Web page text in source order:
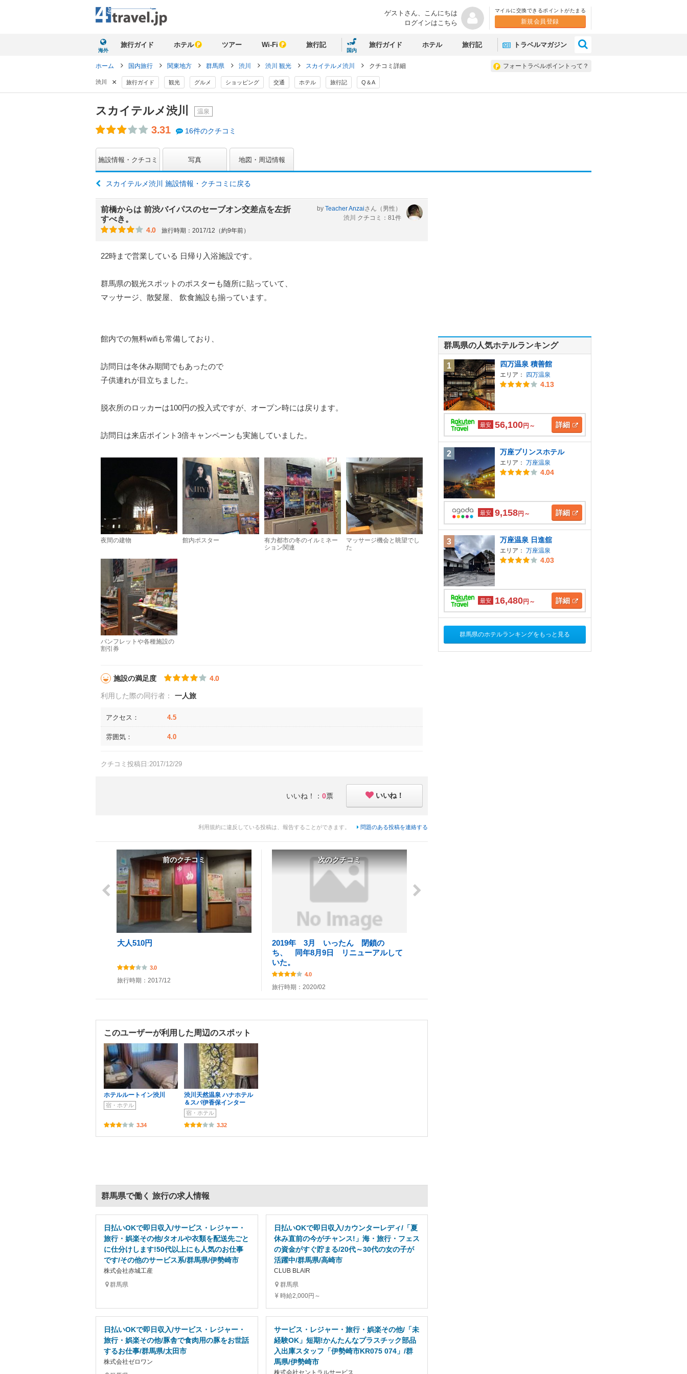
ゲストさん、 こんにちは
ログインはこちら
マイルに交換できるポイントがたまる
新規会員登録
海外
旅行ガイド ホテル ツアー Wi-Fi 旅行記
国内
旅行ガイド ホテル 旅行記 トラベルマガジン
フォートラベルポイントって？
ホーム 国内旅行 関東地方 群馬県 渋川 渋川 観光 スカイテルメ渋川 クチコミ詳細
渋川 × 旅行ガイド 観光 グルメ ショッピング 交通 ホテル 旅行記 Q＆A
スカイテルメ渋川 温泉
3.31 16件のクチコミ
施設情報・クチコミ 写真 地図・周辺情報
スカイテルメ渋川 施設情報・クチコミに戻る
前橋からは 前渋バイパスのセーブオン交差点を左折
すべき。
4.0 旅行時期：2017/12（約9年前）
by Teacher Anzaiさん （男性）
渋川 クチコミ：81件
22時まで営業している 日帰り入浴施設です。
群馬県の観光スポットのポスターも随所に貼っていて、
マッサージ、散髪屋、 飲食施設も揃っています。
館内での無料wifiも常備しており、
訪問日は冬休み期間でもあったので
子供連れが目立ちました。
脱衣所のロッカーは100円の投入式ですが、オープン時には戻ります。
訪問日は来店ポイント3倍キャンペーンも実施していました。
夜間の建物 館内ポスター
有力都市の冬のイルミネー
ション関連
マッサージ機会と眺望でし
た
パンフレットや各種施設の
割引券
施設の満足度 4.0
利用した際の同行者： 一人旅
アクセス： 4.5
雰囲気： 4.0
クチコミ投稿日:2017/12/29
いいね！： 0票 いいね！
利用規約に違反している投稿は、報告することができます。 問題のある投稿を連絡する
前のクチコミ
大人510円
3.0
旅行時期：2017/12
次のクチコミ
2019年 3月 いったん 閉鎖の
ち、 同年8月9日 リニューアルして
いた。
4.0
旅行時期：2020/02
このユーザーが利用した周辺のスポット
ホテルルートイン渋川
宿・ホテル
3.34
渋川天然温泉 ハナホテル
＆スパ伊香保インター
宿・ホテル
3.32
群馬県で働く 旅行の求人情報
日払いOKで即日収入/サービス・レジャー・
旅行・娯楽その他/タオルや衣類を配送先ごと
に仕分けします!50代以上にも人気のお仕事
です/その他のサービス系/群馬県/伊勢崎市
株式会社赤城工産
群馬県
日払いOKで即日収入/カウンターレディ/「夏
休み直前の今がチャンス!」海・旅行・フェス
の資金がすぐ貯まる/20代～30代の女の子が
活躍中/群馬県/高崎市
CLUB BLAIR
群馬県
時給2,000円～
日払いOKで即日収入/サービス・レジャー・
旅行・娯楽その他/豚舎で食肉用の豚をお世話
するお仕事/群馬県/太田市
株式会社ゼロワン
サービス・レジャー・旅行・娯楽その他/「未
経験OK」短期!かんたんなプラスチック部品
入出庫スタッフ「伊勢崎市KR075 074」/群
馬県/伊勢崎市
株式会社セントラルサービス
群馬県の人気ホテルランキング
1 四万温泉 積善館
エリア： 四万温泉
4.13
最安 56,100円～ 詳細
2 万座プリンスホテル
エリア： 万座温泉
4.04
最安 9,158円～ 詳細
3 万座温泉 日進舘
エリア： 万座温泉
4.03
最安 16,480円～ 詳細
群馬県のホテルランキングをもっと見る